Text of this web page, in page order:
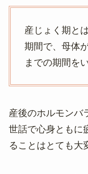
産じょく期と
期間で、母体
までの期間を
産後のホルモンバ
世話で心身ともに
ることはとても大